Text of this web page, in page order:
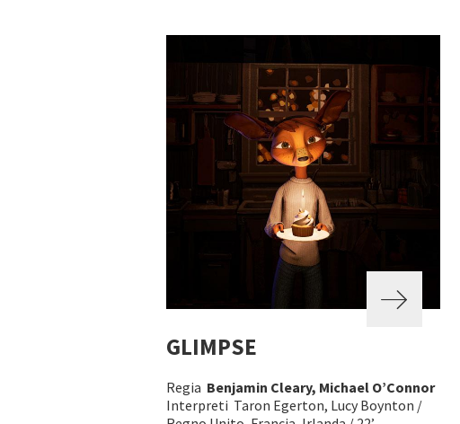
GLIMPSE
Regia Benjamin Cleary, Michael O’Connor
Interpreti Taron Egerton, Lucy Boynton /